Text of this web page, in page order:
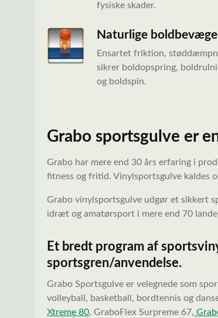
fysiske skader.
Naturlige
Ensartet friktion,
sikrer boldopspring,
og boldspin.
Grabo sportsgulve er
Grabo har mere end 30 års erfaring i
fitness og fritid. Vinylsportsgulve kaldes
Grabo vinylsportsgulve udgør et sikkert
idræt og amatørsport i mere end 70
Et bredt program af
sportsgren/anvendelse.
Grabo Sportsgulve er velegnede som
volleyball, basketball, bordtennis og
Xtreme 80, GraboFlex Surpreme 67,